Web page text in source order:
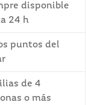
disponible
24 h
puntos del
de 4
o más